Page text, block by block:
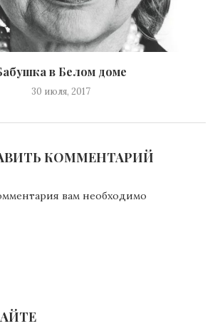
в Белом доме
30 июля, 2017
КОММЕНТАРИЙ
вам необходимо